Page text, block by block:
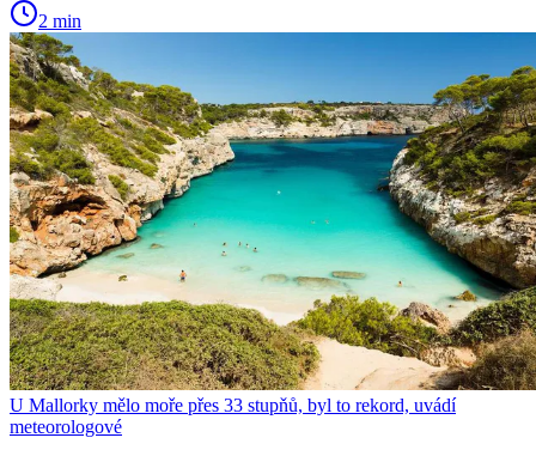
2 min
U Mallorky mělo moře přes 33 stupňů, byl to rekord, uvádí
meteorologové